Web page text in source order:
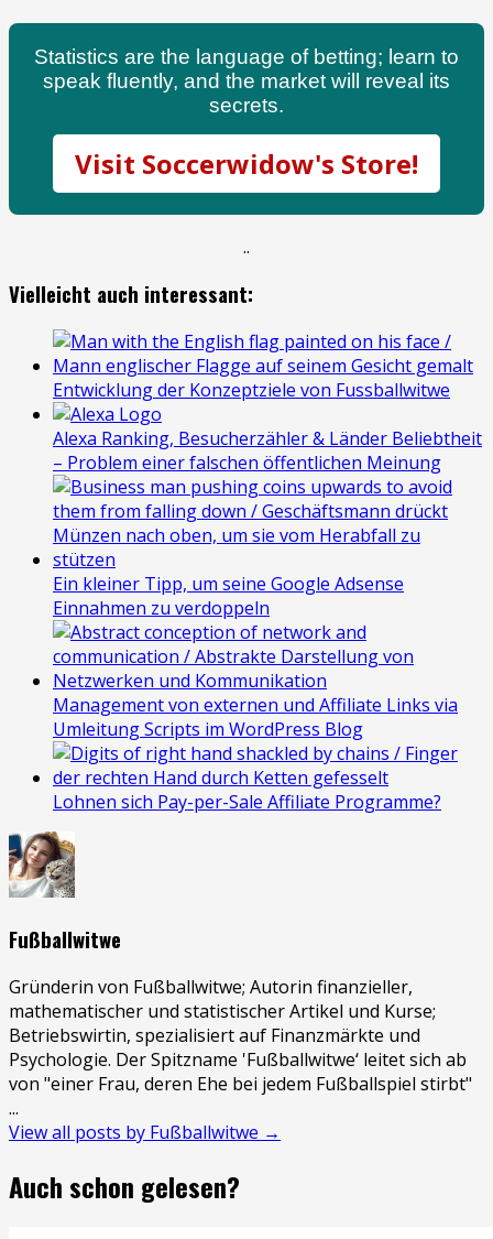
Statistics are the language of betting; learn to
speak fluently, and the market will reveal its
secrets.
Visit Soccerwidow's Store!
..
Vielleicht auch interessant:
Entwicklung der Konzeptziele von Fussballwitwe
Alexa Ranking, Besucherzähler & Länder Beliebtheit
– Problem einer falschen öffentlichen Meinung
Ein kleiner Tipp, um seine Google Adsense
Einnahmen zu verdoppeln
Management von externen und Affiliate Links via
Umleitung Scripts im WordPress Blog
Lohnen sich Pay-per-Sale Affiliate Programme?
Fußballwitwe
Gründerin von Fußballwitwe; Autorin finanzieller,
mathematischer und statistischer Artikel und Kurse;
Betriebswirtin, spezialisiert auf Finanzmärkte und
Psychologie. Der Spitzname 'Fußballwitwe‘ leitet sich ab
von "einer Frau, deren Ehe bei jedem Fußballspiel stirbt"
...
View all posts by Fußballwitwe →
Auch schon gelesen?